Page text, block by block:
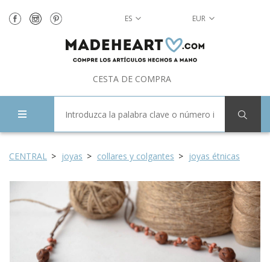
ES EUR
CESTA DE COMPRA
CENTRAL joyas collares y colgantes joyas étnicas